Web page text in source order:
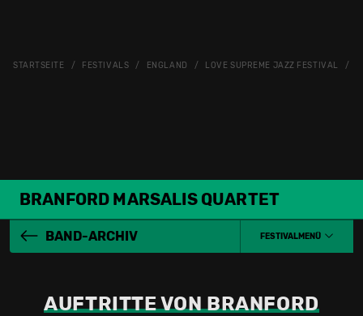
STARTSEITE FESTIVALS ENGLAND LOVE SUPREME JAZZ FESTIVAL
BRANFORD MARSALIS QUARTET
BAND-ARCHIV FESTIVALMENÜ
AUFTRITTE VON BRANFORD